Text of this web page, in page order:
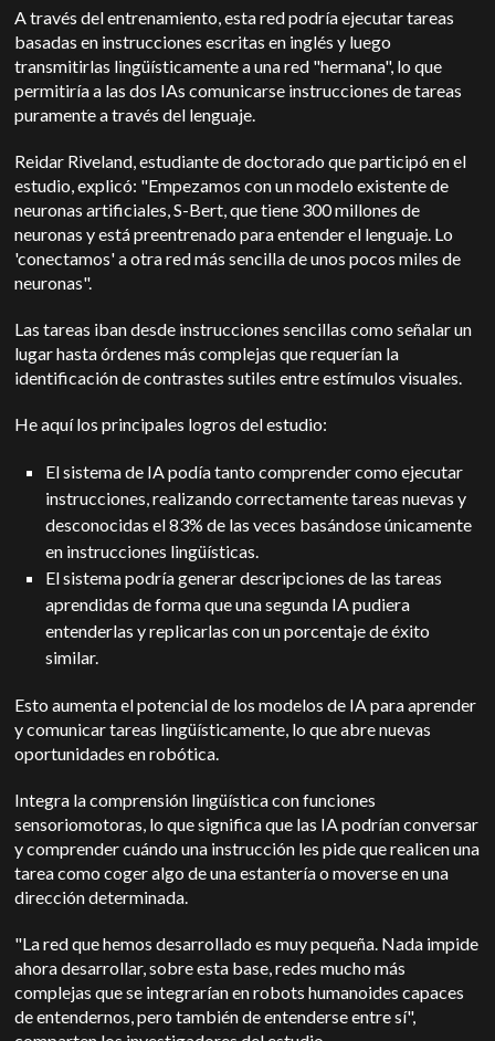
A través del entrenamiento, esta red podría ejecutar tareas
basadas en instrucciones escritas en inglés y luego
transmitirlas lingüísticamente a una red "hermana", lo que
permitiría a las dos IAs comunicarse instrucciones de tareas
puramente a través del lenguaje.
Reidar Riveland, estudiante de doctorado que participó en el
estudio, explicó: "Empezamos con un modelo existente de
neuronas artificiales, S-Bert, que tiene 300 millones de
neuronas y está preentrenado para entender el lenguaje. Lo
'conectamos' a otra red más sencilla de unos pocos miles de
neuronas".
Las tareas iban desde instrucciones sencillas como señalar un
lugar hasta órdenes más complejas que requerían la
identificación de contrastes sutiles entre estímulos visuales.
He aquí los principales logros del estudio:
El sistema de IA podía tanto comprender como ejecutar
instrucciones, realizando correctamente tareas nuevas y
desconocidas el 83% de las veces basándose únicamente
en instrucciones lingüísticas.
El sistema podría generar descripciones de las tareas
aprendidas de forma que una segunda IA pudiera
entenderlas y replicarlas con un porcentaje de éxito
similar.
Esto aumenta el potencial de los modelos de IA para aprender
y comunicar tareas lingüísticamente, lo que abre nuevas
oportunidades en robótica.
Integra la comprensión lingüística con funciones
sensoriomotoras, lo que significa que las IA podrían conversar
y comprender cuándo una instrucción les pide que realicen una
tarea como coger algo de una estantería o moverse en una
dirección determinada.
"La red que hemos desarrollado es muy pequeña. Nada impide
ahora desarrollar, sobre esta base, redes mucho más
complejas que se integrarían en robots humanoides capaces
de entendernos, pero también de entenderse entre sí",